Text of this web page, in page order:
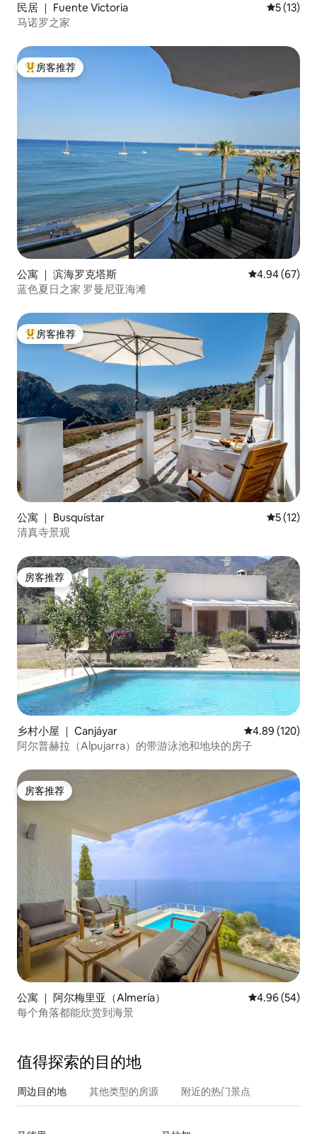
民居 ｜ Fuente Victoria 平均评分
5 (13)
马诺罗之家
热门「房客推荐」
房客推荐
公寓 ｜ 滨海罗克塔斯 平均评分 4.94
4.94 (67)
蓝色夏日之家 罗曼尼亚海滩
热门「房客推荐」
房客推荐
公寓 ｜ Busquístar 平均评分
5 (12)
清真寺景观
房客推荐
房客推荐
乡村小屋 ｜ Canjáyar 平均评分 4.89
4.89 (120)
阿尔普赫拉（Alpujarra）的带游泳池和地块的房子
房客推荐
房客推荐
公寓 ｜ 阿尔梅里亚（Almería） 平均评分 4.96
4.96 (54)
每个角落都能欣赏到海景
值得探索的目的地
周边目的地 其他类型的房源 附近的热门景点